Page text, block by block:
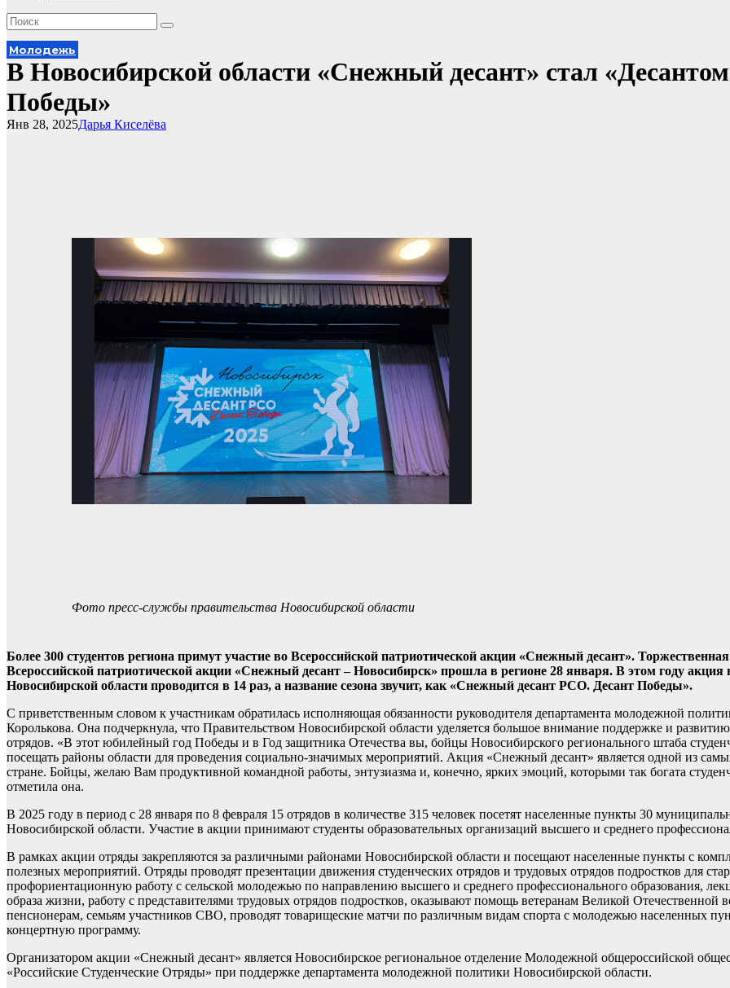
Молодежь
В Новосибирской области «Снежный десант» стал «Десантом
Победы»
Дарья Киселёва
Янв 28, 2025
Фото пресс-службы правительства Новосибирской области
Более 300 студентов региона примут участие во Всероссийской патриотической акции «Снежный десант».
Всероссийской патриотической акции «Снежный десант – Новосибирск» прошла в регионе 28 января. В этом году акция
Новосибирской области проводится в 14 раз, а название сезона звучит, как «Снежный десант РСО. Десант Победы».
С приветственным словом к участникам обратилась исполняющая обязанности руководителя департамента молодежной
Королькова. Она подчеркнула, что Правительством Новосибирской области уделяется большое внимание поддержке и
отрядов. «В этот юбилейный год Победы и в Год защитника Отечества вы, бойцы Новосибирского регионального штаба
посещать районы области для проведения социально-значимых мероприятий. Акция «Снежный десант» является одной из
стране. Бойцы, желаю Вам продуктивной командной работы, энтузиазма и, конечно, ярких эмоций, которыми так богата
отметила она.
В 2025 году в период с 28 января по 8 февраля 15 отрядов в количестве 315 человек посетят населенные пункты 30
Новосибирской области. Участие в акции принимают студенты образовательных организаций высшего и среднего
В рамках акции отряды закрепляются за различными районами Новосибирской области и посещают населенные пункты с
полезных мероприятий. Отряды проводят презентации движения студенческих отрядов и трудовых отрядов подростков для
профориентационную работу с сельской молодежью по направлению высшего и среднего профессионального образования,
образа жизни, работу с представителями трудовых отрядов подростков, оказывают помощь ветеранам Великой Отечественной
пенсионерам, семьям участников СВО, проводят товарищеские матчи по различным видам спорта с молодежью населенных
концертную программу.
Организатором акции «Снежный десант» является Новосибирское региональное отделение Молодежной общероссийской
«Российские Студенческие Отряды» при поддержке департамента молодежной политики Новосибирской области.